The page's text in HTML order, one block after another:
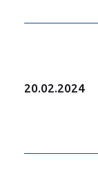
20.02.2024